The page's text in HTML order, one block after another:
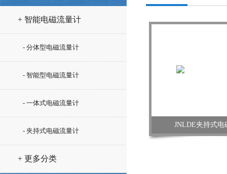
+ 智能电磁流量计
- 分体型电磁流量计
- 智能型电磁流量计
- 一体式电磁流量计
- 夹持式电磁流量计
+ 更多分类
JNLDE夹持式电